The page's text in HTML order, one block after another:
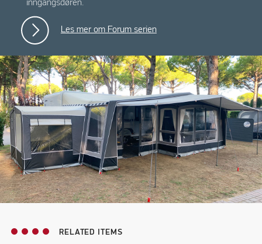
inngangsdøren.
Les mer om Forum serien
RELATED ITEMS